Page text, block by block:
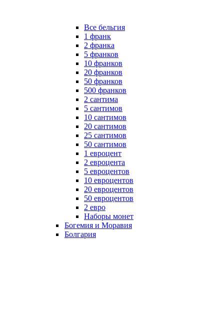
Все бельгия
1 франк
2 франка
5 франков
10 франков
20 франков
50 франков
500 франков
2 сантима
5 сантимов
10 сантимов
20 сантимов
25 сантимов
50 сантимов
1 евроцент
2 евроцента
5 евроцентов
10 евроцентов
20 евроцентов
50 евроцентов
2 евро
Наборы монет
Богемия и Моравия
Болгария